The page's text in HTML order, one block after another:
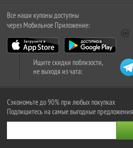
Все наши купоны доступны
через Мобильное Приложение:
Ищите скидки поблизости,
не выходя из чата:
Сэкономьте до 90% при любых покупках
Подпишитесь на самые выгодные предложения